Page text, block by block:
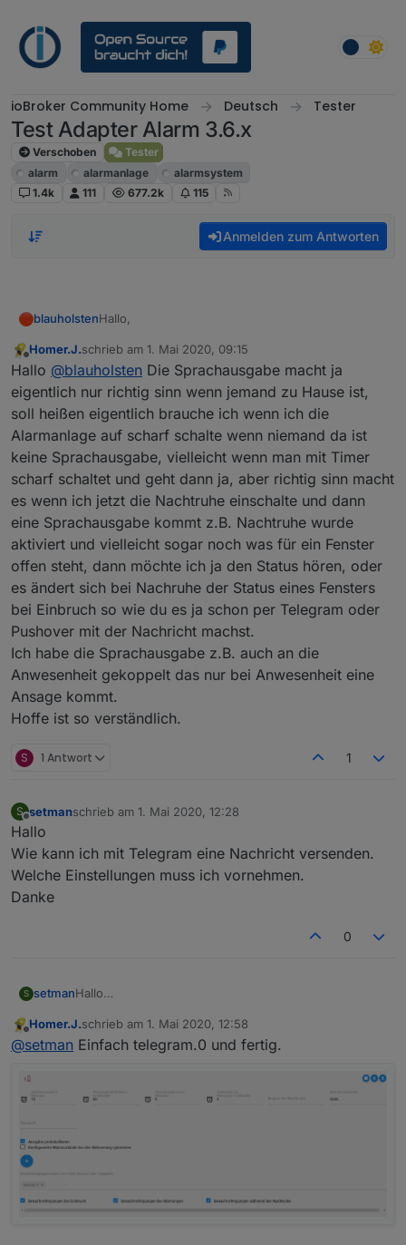
ioBroker Community Home Deutsch Tester
Test Adapter Alarm 3.6.x
Verschoben
Tester
alarm
alarmanlage
alarmsystem
1.4k
111 677.2k 115
Anmelden zum Antworten
blauholstenHallo,
könntet ihr die Wünsche mit der Sprachausgabe
und der Nachtruhe noch mal kurz beschreiben?
Offline
Homer.J.schrieb am 1. Mai 2020, 09:15
zuletzt editiert von
Hallo @blauholsten Die Sprachausgabe macht ja
eigentlich nur richtig sinn wenn jemand zu Hause ist,
soll heißen eigentlich brauche ich wenn ich die
Alarmanlage auf scharf schalte wenn niemand da ist
keine Sprachausgabe, vielleicht wenn man mit Timer
scharf schaltet und geht dann ja, aber richtig sinn macht
es wenn ich jetzt die Nachtruhe einschalte und dann
eine Sprachausgabe kommt z.B. Nachtruhe wurde
aktiviert und vielleicht sogar noch was für ein Fenster
offen steht, dann möchte ich ja den Status hören, oder
es ändert sich bei Nachruhe der Status eines Fensters
bei Einbruch so wie du es ja schon per Telegram oder
Pushover mit der Nachricht machst.
Ich habe die Sprachausgabe z.B. auch an die
Anwesenheit gekoppelt das nur bei Anwesenheit eine
Ansage kommt.
Hoffe ist so verständlich.
S 1 Antwort 1
S
Offline
setmanschrieb am 1. Mai 2020, 12:28
zuletzt editiert von
Hallo
Wie kann ich mit Telegram eine Nachricht versenden.
Welche Einstellungen muss ich vornehmen.
Danke
0
S setmanHallo
Welche Einstellungen muss ich vornehmen.
Danke
Offline
Homer.J.schrieb am 1. Mai 2020, 12:58
zuletzt editiert von
@setman Einfach telegram.0 und fertig.